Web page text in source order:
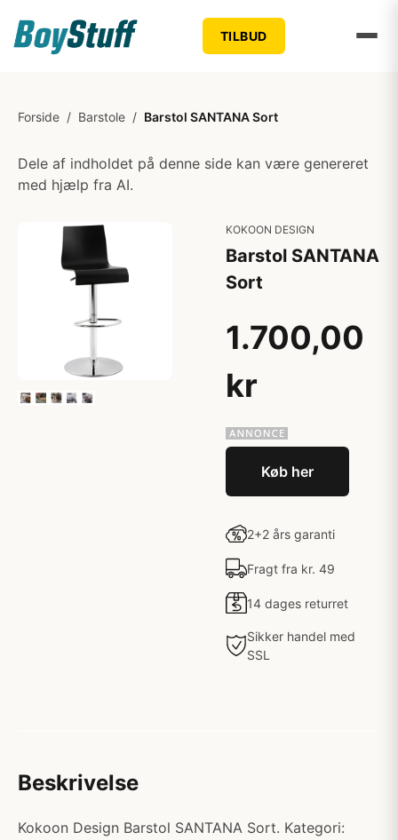
TILBUD
Forside / Barstole / Barstol SANTANA Sort
Dele af indholdet på denne side kan være genereret
med hjælp fra AI.
KOKOON DESIGN
Barstol SANTANA
Sort
1.700,00
kr
Køb her
2+2 års garanti
Fragt fra kr. 49
14 dages returret
Sikker handel med
SSL
Beskrivelse
Kokoon Design Barstol SANTANA Sort. Kategori: